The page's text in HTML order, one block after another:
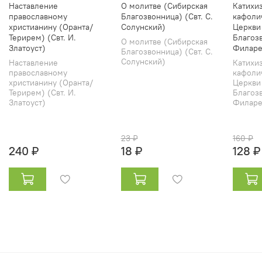
Наставление
православному
христианину (Оранта/
Терирем) (Свт. И.
Златоуст)
Наставление
православному
христианину (Оранта/
Терирем) (Свт. И.
Златоуст)
240 ₽
О молитве (Сибирская
Благозвонница) (Свт. С.
Солунский)
О молитве (Сибирская
Благозвонница) (Свт. С.
Солунский)
23 ₽
18 ₽
160 ₽
128 ₽